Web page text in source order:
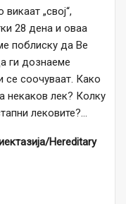
„свој“,
28 дена и оваа
поблиску да Ве
ги дознаеме
се соочуваат. Како
некаков лек? Колку
лековите?…
Hereditary